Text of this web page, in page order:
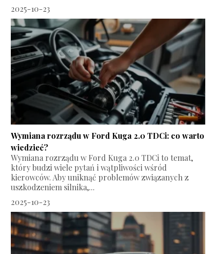
2025-10-23
Wymiana rozrządu w Ford Kuga 2.0 TDCi: co warto
wiedzieć?
Wymiana rozrządu w Ford Kuga 2.0 TDCi to temat,
który budzi wiele pytań i wątpliwości wśród
kierowców. Aby uniknąć problemów związanych z
uszkodzeniem silnika,...
2025-10-23